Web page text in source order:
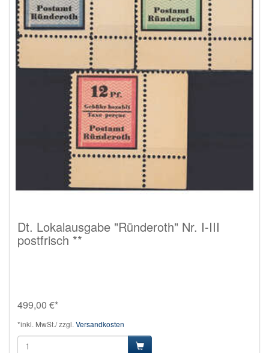
Dt. Lokalausgabe "Ründeroth" Nr. I-III
postfrisch **
499,00 €*
*inkl. MwSt./ zzgl. Versandkosten